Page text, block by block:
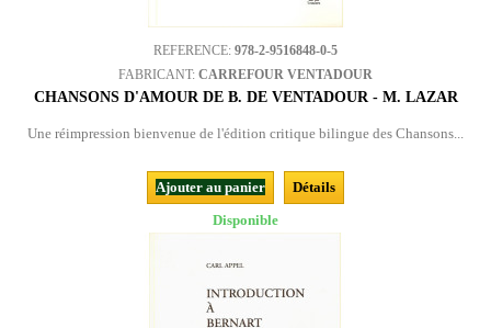
REFERENCE: 978-2-9516848-0-5
FABRICANT: CARREFOUR VENTADOUR
CHANSONS D'AMOUR DE B. DE VENTADOUR - M. LAZAR
Une réimpression bienvenue de l'édition critique bilingue des Chansons...
Ajouter au panier
Détails
Disponible